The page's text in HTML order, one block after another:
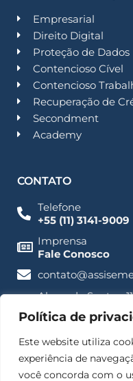
Política de
Este website utiliza
experiência de
você concorda com o
Empresarial
Direito Digital
Proteção de Dados
Contencioso Cível
Contencioso
Recuperação de
Secondment
Academy
CONTATO
Telefone
+55 (11) 3141-9009
Imprensa
Fale Conosco
Alameda Santos,
SP